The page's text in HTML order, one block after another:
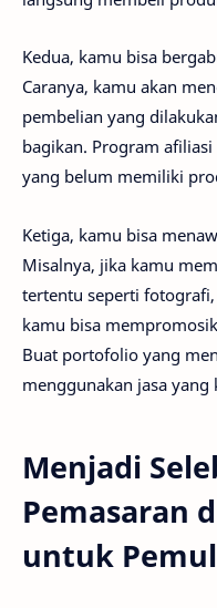
Kedua, kamu bisa
Caranya, kamu akan
pembelian yang
bagikan. Program
yang belum memiliki
Ketiga, kamu bisa
Misalnya, jika kamu
tertentu seperti
kamu bisa
Buat portofolio yang
menggunakan jasa yang
Menjadi
Pemasaran
untuk